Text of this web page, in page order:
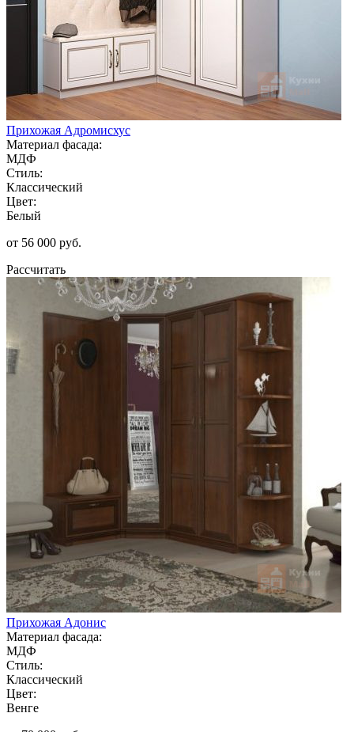
Прихожая Адромисхус
Материал фасада:
МДФ
Стиль:
Классический
Цвет:
Белый
от 56 000 руб.
Рассчитать
Прихожая Адонис
Материал фасада:
МДФ
Стиль:
Классический
Цвет:
Венге